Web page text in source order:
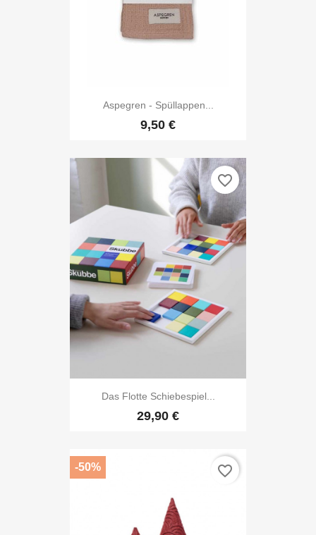
Aspegren - Spüllappen...
9,50 €
Das Flotte Schiebespiel...
29,90 €
favorite_border
-50% favorite_border